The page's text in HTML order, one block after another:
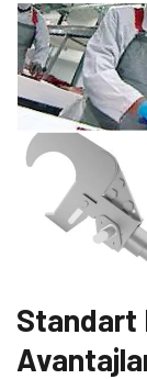
Standart